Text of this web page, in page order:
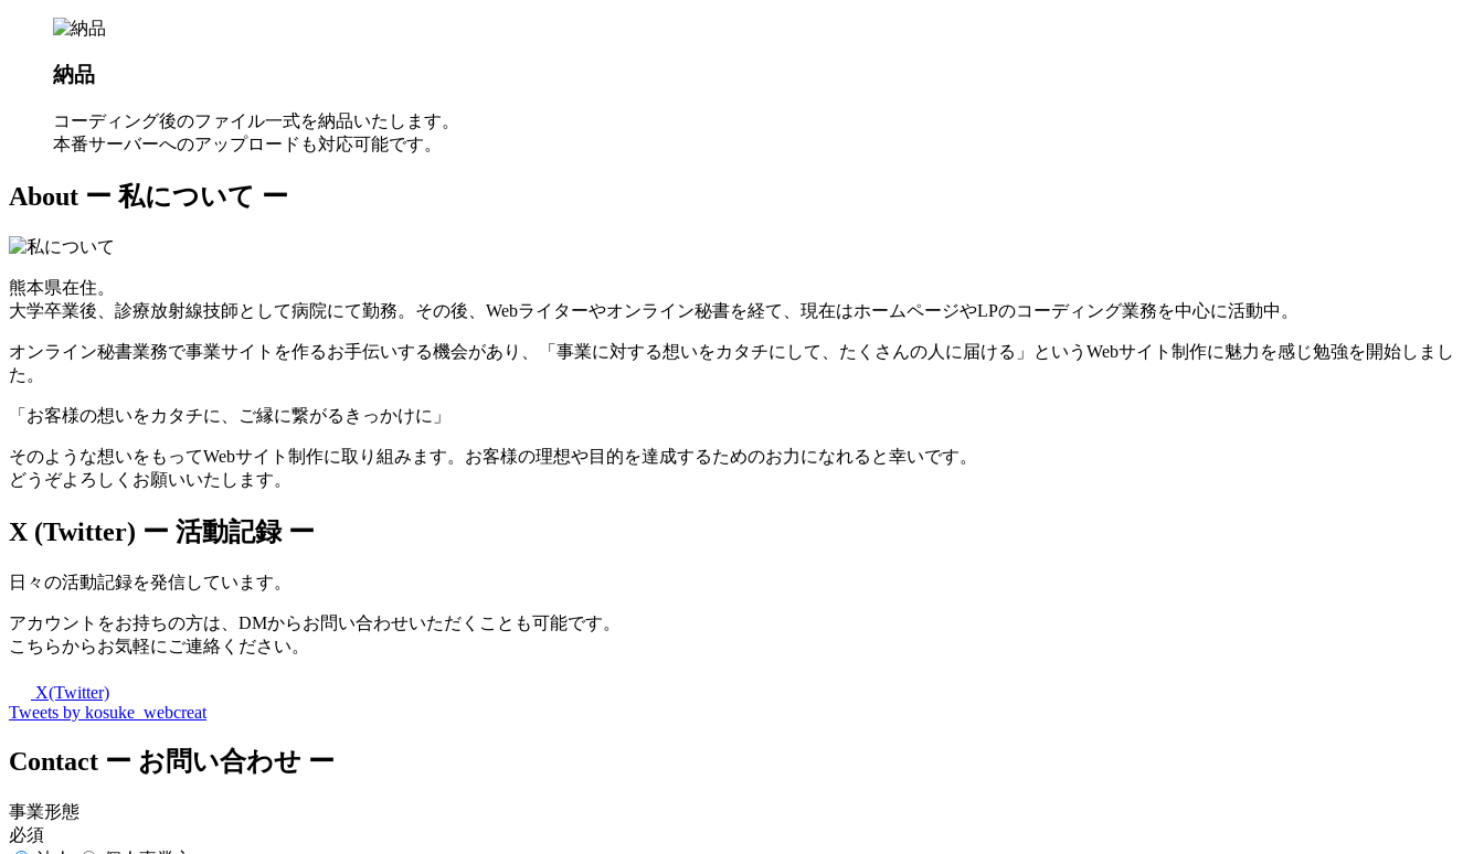
納品
コーディング後のファイル一式を納品いたします。
本番サーバーへのアップロードも対応可能です。
About ー 私について ー
熊本県在住。
大学卒業後、診療放射線技師として病院にて勤務。その後、Webライターやオンライン秘書を経て、現在はホームページやLPのコーディング業務を中心に活動中。
オンライン秘書業務で事業サイトを作るお手伝いする機会があり、「事業に対する想いをカタチにして、たくさんの人に届ける」というWebサイト制作に魅力を感じ勉強を開始しまし
た。
「お客様の想いをカタチに、ご縁に繋がるきっかけに」
そのような想いをもってWebサイト制作に取り組みます。お客様の理想や目的を達成するためのお力になれると幸いです。
どうぞよろしくお願いいたします。
X (Twitter) ー 活動記録 ー
日々の活動記録を発信しています。
アカウントをお持ちの方は、DMからお問い合わせいただくことも可能です。
こちらからお気軽にご連絡ください。
X(Twitter)
Tweets by kosuke_webcreat
Contact ー お問い合わせ ー
事業形態
必須